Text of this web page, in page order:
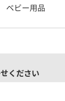
ください